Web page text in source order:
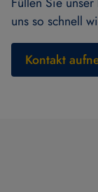
uns so schnell
Kontakt